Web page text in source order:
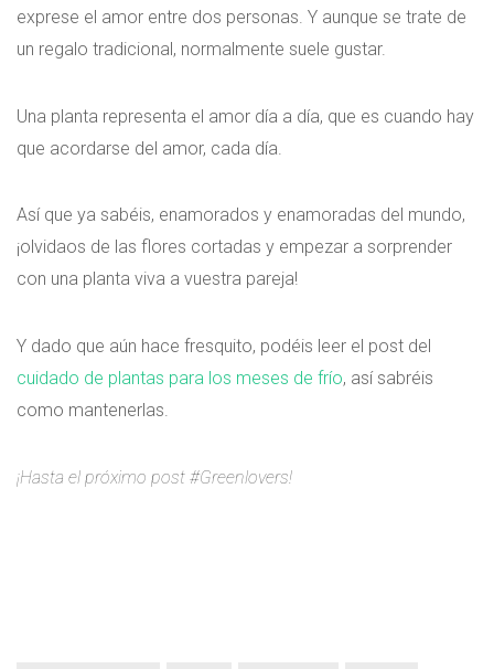
exprese el amor entre dos personas. Y aunque se trate de
un regalo tradicional, normalmente suele gustar.
Una planta representa el amor día a día, que es cuando hay
que acordarse del amor, cada día.
Así que ya sabéis, enamorados y enamoradas del mundo,
¡olvidaos de las flores cortadas y empezar a sorprender
con una planta viva a vuestra pareja!
Y dado que aún hace fresquito, podéis leer el post del
cuidado de plantas para los meses de frío, así sabréis
como mantenerlas.
¡Hasta el próximo post #Greenlovers!